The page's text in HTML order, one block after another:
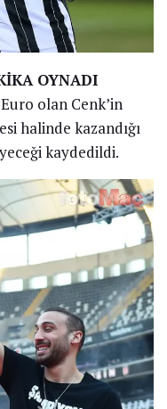
OYNADI
olan Cenk’in
halinde kazandığı
kaydedildi.